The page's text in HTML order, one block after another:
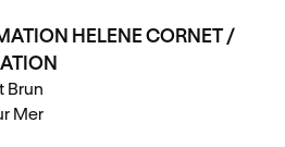
HELENE CORNET /
Brun
Mer